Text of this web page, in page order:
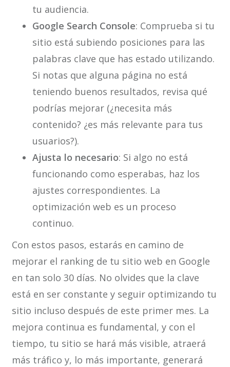
tu audiencia.
Google Search Console: Comprueba si tu
sitio está subiendo posiciones para las
palabras clave que has estado utilizando.
Si notas que alguna página no está
teniendo buenos resultados, revisa qué
podrías mejorar (¿necesita más
contenido? ¿es más relevante para tus
usuarios?).
Ajusta lo necesario: Si algo no está
funcionando como esperabas, haz los
ajustes correspondientes. La
optimización web es un proceso
continuo.
Con estos pasos, estarás en camino de
mejorar el ranking de tu sitio web en Google
en tan solo 30 días. No olvides que la clave
está en ser constante y seguir optimizando tu
sitio incluso después de este primer mes. La
mejora continua es fundamental, y con el
tiempo, tu sitio se hará más visible, atraerá
más tráfico y, lo más importante, generará